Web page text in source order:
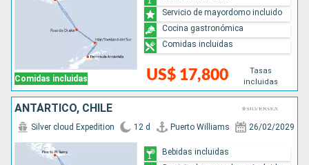
Comidas incluidas US$ 17,800
Tasas
incluidas
Servicio de mayordomo incluido
Cocina gastronómica
Comidas incluidas
ANTÁRTICO, CHILE
Silver cloud Expedition 12 d Puerto Williams 26/02/2029
Bebidas incluidas